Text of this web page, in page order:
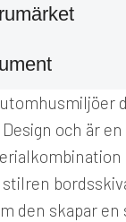
och är
den skapar